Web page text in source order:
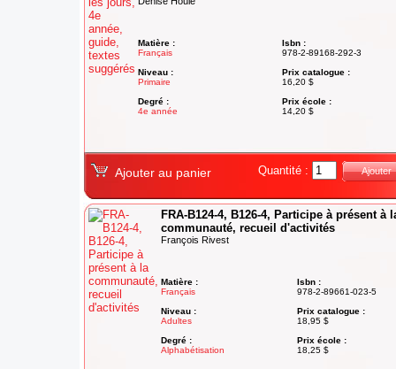
Matière :
Français
Niveau :
Primaire
Degré :
4e année
Isbn :
978-2-89168-292-3
Prix catalogue :
16,20 $
Prix école :
14,20 $
Ajouter au panier Quantité : Ajouter
FRA-B124-4, B126-4, Participe à présent à
communauté, recueil d'activités
François Rivest
Matière :
Français
Niveau :
Adultes
Degré :
Alphabétisation
Isbn :
978-2-89661-023-5
Prix catalogue :
18,95 $
Prix école :
18,25 $